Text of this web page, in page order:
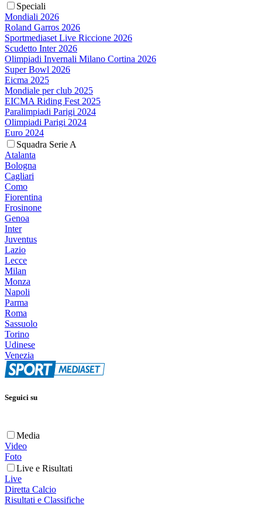
Speciali
Mondiali 2026
Roland Garros 2026
Sportmediaset Live Riccione 2026
Scudetto Inter 2026
Olimpiadi Invernali Milano Cortina 2026
Super Bowl 2026
Eicma 2025
Mondiale per club 2025
EICMA Riding Fest 2025
Paralimpiadi Parigi 2024
Olimpiadi Parigi 2024
Euro 2024
Squadra Serie A
Atalanta
Bologna
Cagliari
Como
Fiorentina
Frosinone
Genoa
Inter
Juventus
Lazio
Lecce
Milan
Monza
Napoli
Parma
Roma
Sassuolo
Torino
Udinese
Venezia
Seguici su
Media
Video
Foto
Live e Risultati
Live
Diretta Calcio
Risultati e Classifiche